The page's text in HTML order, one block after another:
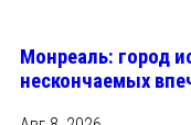
Монреаль: город
нескончаемых